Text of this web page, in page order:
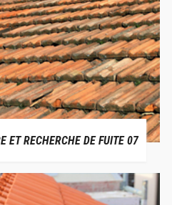
ET RECHERCHE DE FUITE 07